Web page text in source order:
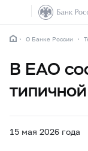
О Банке России
В ЕАО
15 мая 2026 года